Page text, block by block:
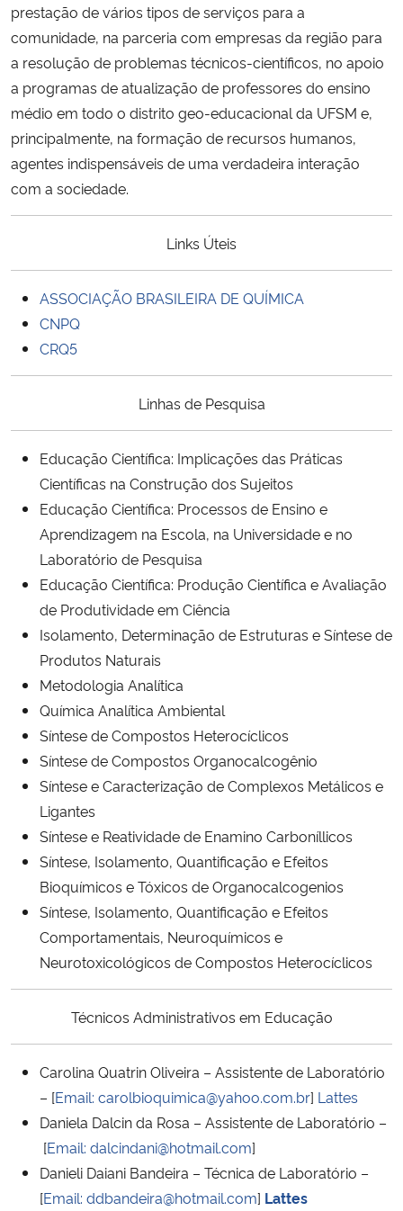
prestação de vários tipos de serviços para a
comunidade, na parceria com empresas da região para
a resolução de problemas técnicos-científicos, no apoio
a programas de atualização de professores do ensino
médio em todo o distrito geo-educacional da UFSM e,
principalmente, na formação de recursos humanos,
agentes indispensáveis de uma verdadeira interação
com a sociedade.
Links Úteis
ASSOCIAÇÃO BRASILEIRA DE QUÍMICA
CNPQ
CRQ5
Linhas de Pesquisa
Educação Científica: Implicações das Práticas
Científicas na Construção dos Sujeitos
Educação Científica: Processos de Ensino e
Aprendizagem na Escola, na Universidade e no
Laboratório de Pesquisa
Educação Científica: Produção Científica e Avaliação
de Produtividade em Ciência
Isolamento, Determinação de Estruturas e Síntese de
Produtos Naturais
Metodologia Analítica
Química Analítica Ambiental
Síntese de Compostos Heterocíclicos
Síntese de Compostos Organocalcogênio
Síntese e Caracterização de Complexos Metálicos e
Ligantes
Síntese e Reatividade de Enamino Carboníllicos
Síntese, Isolamento, Quantificação e Efeitos
Bioquímicos e Tóxicos de Organocalcogenios
Síntese, Isolamento, Quantificação e Efeitos
Comportamentais, Neuroquímicos e
Neurotoxicológicos de Compostos Heterocíclicos
Técnicos Administrativos em Educação
Carolina Quatrin Oliveira – Assistente de Laboratório
– [Email: carolbioquimica@yahoo.com.br] Lattes
Daniela Dalcin da Rosa – Assistente de Laboratório –
[Email: dalcindani@hotmail.com]
Danieli Daiani Bandeira – Técnica de Laboratório –
[Email: ddbandeira@hotmail.com] Lattes